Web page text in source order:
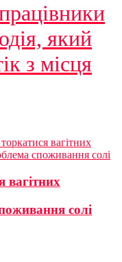
який
з місця
вагітних
споживання солі
солі